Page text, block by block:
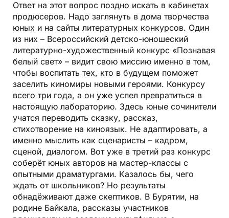
Ответ на этот вопрос поздно искать в кабинетах
продюсеров. Надо заглянуть в дома творчества
юных и на сайты литературных конкурсов. Один
из них – Всероссийский детско-юношеский
литературно-художественный конкурс «Познавая
белый свет» – видит свою миссию именно в том,
чтобы воспитать тех, кто в будущем поможет
заселить киномиры новыми героями. Конкурсу
всего три года, а он уже успел превратиться в
настоящую лабораторию. Здесь юные сочинители
учатся переводить сказку, рассказ,
стихотворение на киноязык. Не адаптировать, а
именно мыслить как сценаристы – кадром,
сценой, диалогом. Вот уже в третий раз конкурс
соберёт юных авторов на мастер-классы с
опытными драматургами. Казалось бы, чего
ждать от школьников? Но результаты
обнадёживают даже скептиков. В Бурятии, на
родине Байкала, рассказы участников